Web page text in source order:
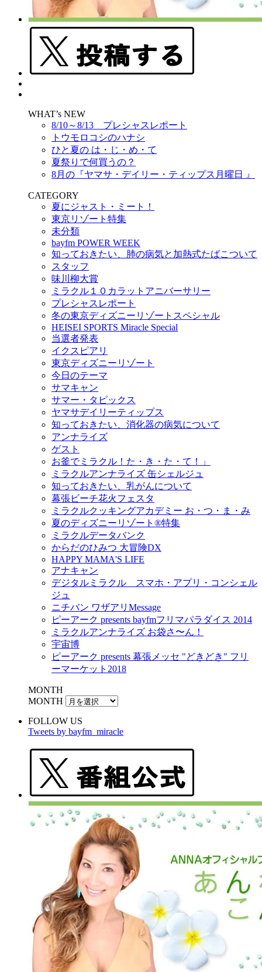
WHAT’s NEW
8/10～8/13 プレシャスレポート
トウモロコシのハナシ
ひと夏の は・じ・め・て
夏祭りで何買うの？
8月の『ヤマサ・デイリー・ティップス月曜日 』
CATEGORY
夏にジャスト・ミート！
東京リゾート特集
未分類
bayfm POWER WEEK
知っておきたい、肺の病気と加熱式たばこついて
スタッフ
味川柳大賞
ミラクル１０カラットアニバーサリー
プレシャスレポート
冬の東京ディズニーリゾートスペシャル
HEISEI SPORTS Miracle Special
当選者発表
イクスピアリ
東京ディズニーリゾート
今日のテーマ
サマキャン
サマー・タピックス
ヤマサデイリーティップス
知っておきたい、消化器の病気について
アンナライズ
ゲスト
お釜でミラクル！た・き・た・て！」
ミラクルアンナライズ 缶シェルジュ
知っておきたい、乳がんについて
幕張ビーチ花火フェスタ
ミラクルクッキングアカデミー お・つ・ま・み
夏のディズニーリゾート®特集
ミラクルデータバンク
からだのひみつ 大冒険DX
HAPPY MAMA'S LIFE
アナキャン
デジタルミラクル スマホ・アプリ・コンシェル
ジュ
ニチバン ワザアリMessage
ピーアーク presents bayfmフリマパラダイス 2014
ミラクルアンナライズ お袋さ〜ん！
宇宙博
ピーアーク presents 幕張メッセ "どきどき" フリ
ーマーケット2018
MONTH
MONTH
FOLLOW US
Tweets by bayfm_miracle